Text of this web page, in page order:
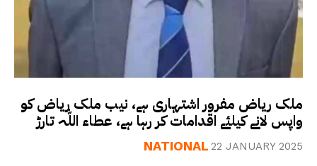
ملک ریاض مفرور اشتہاری ہے، نیب ملک ریاض کو
واپس لانے کیلئے اقدامات کر رہا ہے، عطاء اللّٰہ تارڑ
NATIONAL 22 JANUARY 2025